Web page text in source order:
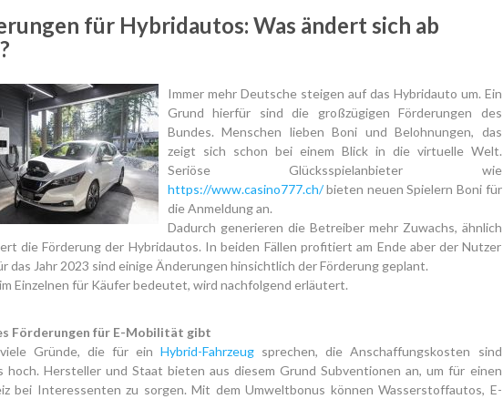
für Hybridautos: Was ändert sich ab
Immer mehr Deutsche steigen auf das Hybridauto um. Ein
Grund hierfür sind die großzügigen Förderungen des
Bundes. Menschen lieben Boni und Belohnungen, das
zeigt sich schon bei einem Blick in die virtuelle Welt.
Seriöse Glücksspielanbieter wie
https://www.casino777.ch/bieten neuen Spielern Boni für
die Anmeldung an.
Dadurch generieren die Betreiber mehr Zuwachs, ähnlich
die Förderung der Hybridautos. In beiden Fällen profitiert am Ende aber der Nutzer
das Jahr 2023 sind einige Änderungen hinsichtlich der Förderung geplant.
Einzelnen für Käufer bedeutet, wird nachfolgend erläutert.
Förderungen für E-Mobilität gibt
Gründe, die für einHybrid-Fahrzeug sprechen, die Anschaffungskosten sind
hoch. Hersteller und Staat bieten aus diesem Grund Subventionen an, um für einen
bei Interessenten zu sorgen. Mit dem Umweltbonus können Wasserstoffautos, E-